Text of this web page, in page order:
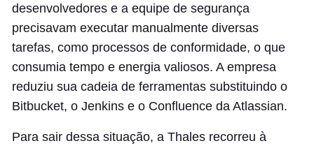
desenvolvedores e a equipe de segurança
precisavam executar manualmente diversas
tarefas, como processos de conformidade, o que
consumia tempo e energia valiosos. A empresa
reduziu sua cadeia de ferramentas substituindo o
Bitbucket, o Jenkins e o Confluence da Atlassian.
Para sair dessa situação, a Thales recorreu à